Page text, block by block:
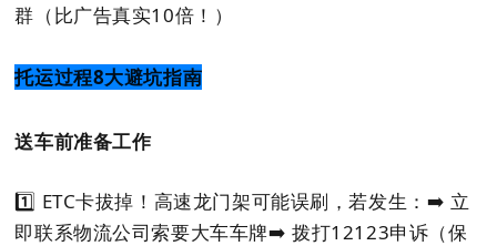
群（比广告真实10倍！）
托运过程8大避坑指南
送车前准备工作
1️⃣ ETC卡拔掉！ 高速龙门架可能误刷，若发生： ➡️ 立
即联系物流公司索要大车车牌➡️ 拨打12123申诉（保